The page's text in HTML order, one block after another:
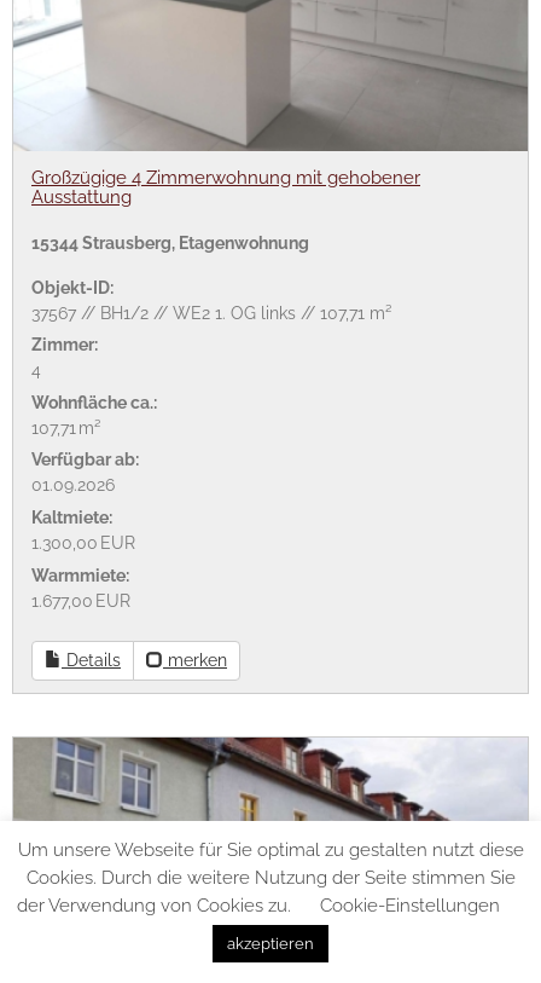
Großzügige 4 Zimmerwohnung mit gehobener
Ausstattung
15344 Strausberg, Etagenwohnung
Objekt-ID:
37567 // BH1/2 // WE2 1. OG links // 107,71 m²
Zimmer:
4
Wohnfläche ca.:
107,71 m²
Verfügbar ab:
01.09.2026
Kaltmiete:
1.300,00 EUR
Warmmiete:
1.677,00 EUR
Details merken
Um unsere Webseite für Sie optimal zu gestalten nutzt diese
Cookies. Durch die weitere Nutzung der Seite stimmen Sie
der Verwendung von Cookies zu.
Cookie-Einstellungen
akzeptieren